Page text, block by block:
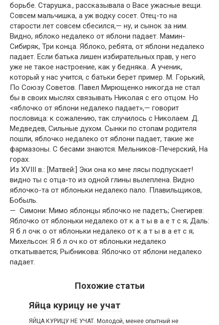
борьбе. Старушка., рассказывала о Васе ужасные вещи.
Совсем мальчишка, а уж водку сосет. Отец-то на
старости лет совсем сбесился,— ну, и сынок за ним.
Видно, яблоко недалеко от яблони падает. Мамин-
Сибиряк, Три конца. Яблоко, ребята, от яблони недалеко
падает. Если батька лишен избирательных прав, у него
уже не такое настроение, как у бедняка.. А ученик,
который у нас учится, с батьки берет пример. М. Горький,
По Союзу Советов. Павел Мирющенко никогда не стал
бы в своих мыслях связывать Николая с его отцом. Но
<яблочко от яблони недалеко падает»,— говорит
пословица: к сожалению, так случилось с Николаем. Д.
Медведев, Сильные духом. Сынки по стопам родителя
пошли, яблочко недалеко от яблони падает, такие же
фармазоны. С бесами знаются. Мельников-Печерский, На
горах.
Из XVIII в.: [Матвей:] Эки она ко мне лясы подпускает!
видно ты с отца-то из одной глины вылеплена. Видно
яблочко-та от яблоньки недалеко пало. Плавильщиков,
Бобыль.
— Симони: Мимо яблонцы яблочко не падетъ; Снегирев:
Яблочко от яблоньки недалеко от к а т ы в а е т с я; Даль:
Я б л очк о от яблоньки недалеко от к а т ы в а ет с я;
Михельсон: Я б л оч ко от яблоньки недалеко
откатывается; Рыбникова: Яблочко от яблони недалеко
падает.
Похожие статьи
Яйца курицу не учат
ЯЙЦА КУРИЦУ НЕ УЧАТ. Молодой, менее опытный не